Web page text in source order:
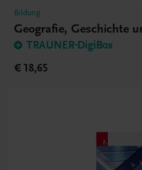
Bildung
Geografie, Geschichte
TRAUNER-DigiBox
€ 18,65